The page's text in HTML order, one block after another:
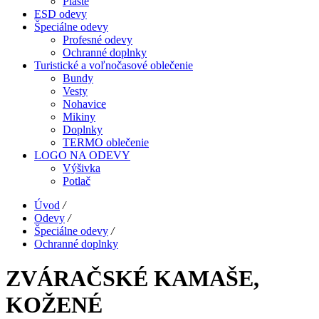
ESD odevy
Špeciálne odevy
Profesné odevy
Ochranné doplnky
Turistické a voľnočasové oblečenie
Bundy
Vesty
Nohavice
Mikiny
Doplnky
TERMO oblečenie
LOGO NA ODEVY
Výšivka
Potlač
Úvod /
Odevy /
Špeciálne odevy /
Ochranné doplnky
ZVÁRAČSKÉ KAMAŠE,
KOŽENÉ